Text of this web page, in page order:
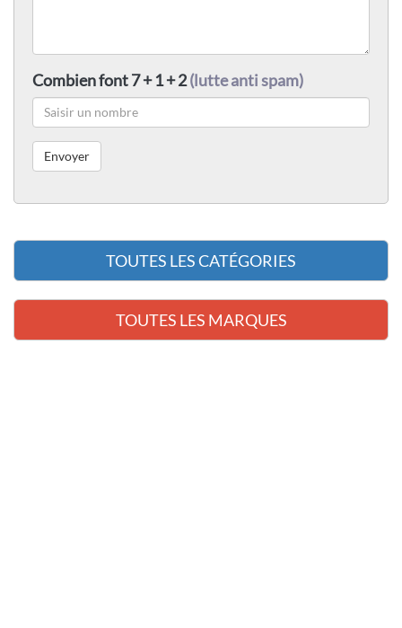
Combien font 7 + 1 + 2(lutte anti spam)
TOUTES LES CATÉGORIES
TOUTES LES MARQUES